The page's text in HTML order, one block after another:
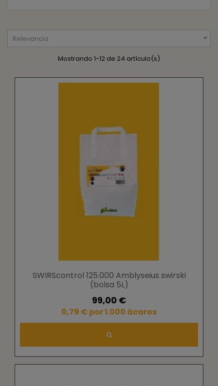
Relevancia 
Mostrando 1-12 de 24 artículo(s)
SWIRScontrol 125.000 Amblyseius swirski
(bolsa 5L)
99,00 €
0,79 € por 1.000 ácaros